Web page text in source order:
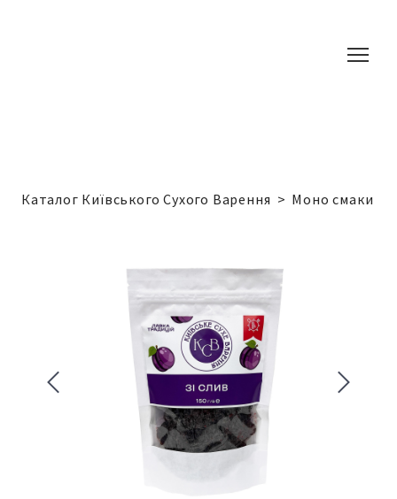
Каталог Київського Сухого Варення Моно смаки